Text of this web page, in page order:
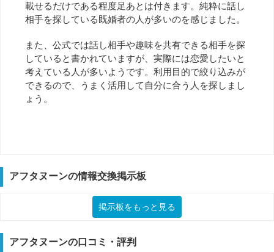
載せるだけである程度足あとは付きます。純粋に話し
相手を探している既婚者の人が多いのを感じました。
また、公式では話し相手や趣味を共有できる相手を探
していると書かれていますが、実際には恋愛したいと
考えている人が多いようです。利用目的で絞り込みが
できるので、うまく活用して自分に合う人を探しまし
ょう。
アフタヌーンの情報交換掲示板
掲示板をもっと見る
アフタヌーンの口コミ・評判